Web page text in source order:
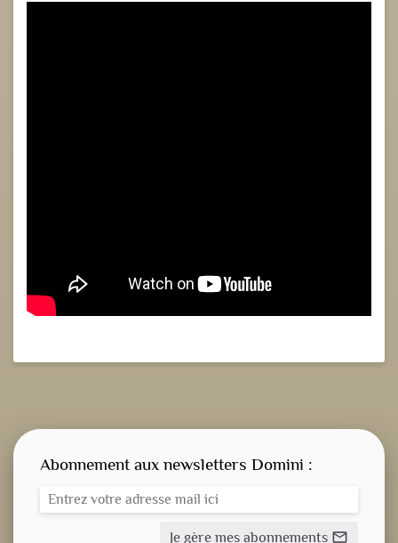
Abonnement aux newsletters Domini :
Je gère mes abonnements mail_outline